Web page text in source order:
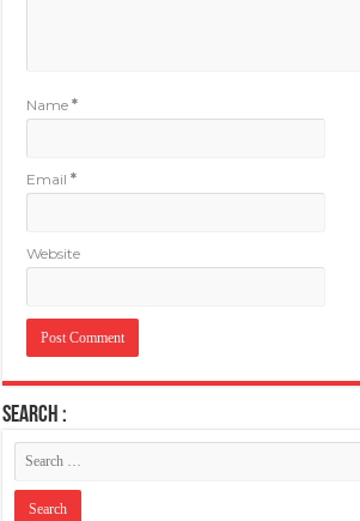
Name*
Email*
Website
SEARCH :